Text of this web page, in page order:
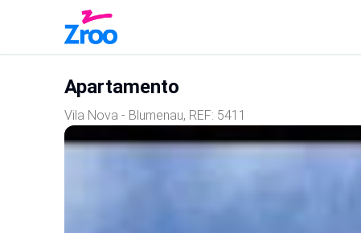
a navegação mais interessante
Apartamento
Vila Nova - Blumenau, REF: 5411